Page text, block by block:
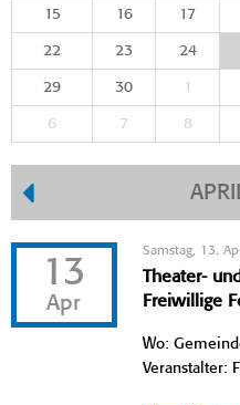
15 16 17
22 23 24
29 30 1
6 7 8
13
Apr
Samstag, 13.
Theater-
Freiwillige
Wo:
Veranstalter: